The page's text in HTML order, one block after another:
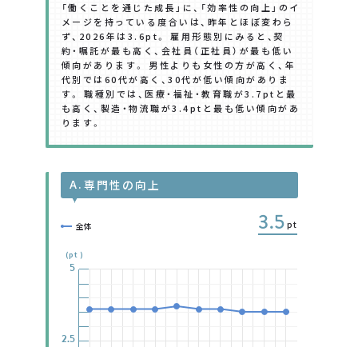
「働くことを通じた成長」に、「効率性の向上」のイ
メージを持っている度合いは、昨年とほぼ変わら
ず、2026年は3.6pt。 雇用形態別にみると、契
約・嘱託が最も高く、会社員（正社員）が最も低い
傾向があります。 男性よりも女性の方が高く、年
代別では60代が高く、30代が低い傾向がありま
す。 職種別では、医療・福祉・教育職が3.7ptと最
も高く、製造・物流職が3.4ptと最も低い傾向があ
ります。
A. 専門性の向上
3.5 pt
全体
(pt)
2.5
5
2.5
5
2.5
5
2.5
5
2.5
5
2.5
5
2.5
5